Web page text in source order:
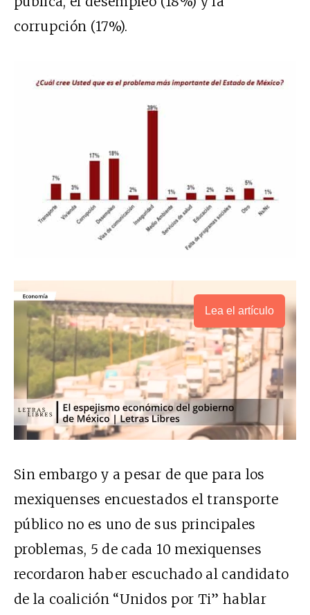
corrupción (17%).
Lea el artículo
Sin embargo y a pesar de que para los
mexiquenses encuestados el transporte
público no es uno de sus principales
problemas, 5 de cada 10 mexiquenses
recordaron haber escuchado al candidato
de la coalición “Unidos por Ti” hablar